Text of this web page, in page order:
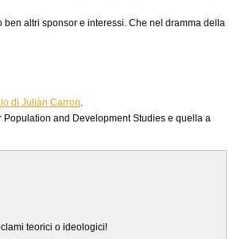
altri sponsor e interessi. Che nel dramma della
di Juliàn Carron.
and Development Studies e quella a
teorici o ideologici!